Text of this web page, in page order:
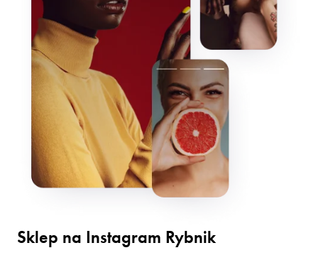
Sklep na Instagram Rybnik